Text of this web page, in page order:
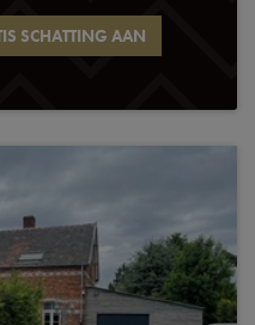
SCHATTING AAN